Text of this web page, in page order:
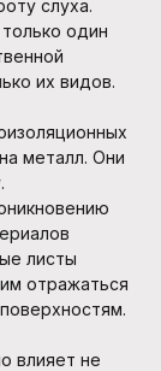
слуха.
один
их видов.
металл. Они
листы
отражаться
влияет не